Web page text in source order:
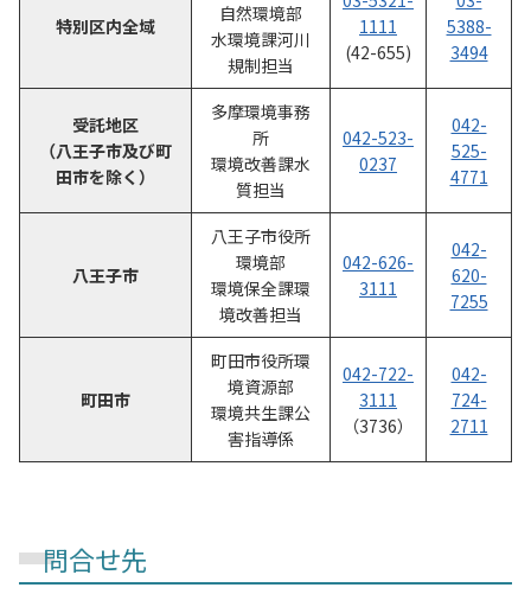
特別区内全域
自然環境部
水環境課河川
規制担当
1111
(42-655)
5388-
3494
受託地区
（八王子市及び町
田市を除く）
多摩環境事務
所
環境改善課水
質担当
042-523-
0237
042-
525-
4771
八王子市
八王子市役所
環境部
環境保全課環
境改善担当
042-626-
3111
042-
620-
7255
町田市
町田市役所環
境資源部
環境共生課公
害指導係
042-722-
3111
（3736）
042-
724-
2711
問合せ先